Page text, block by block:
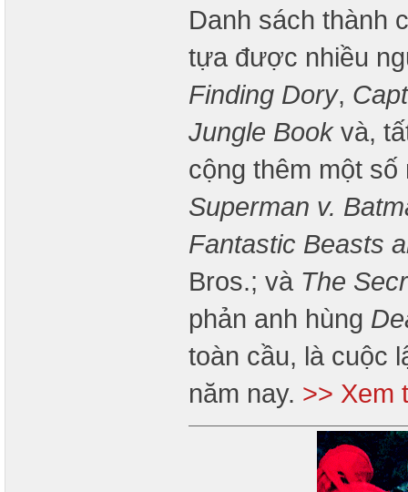
Danh sách thành
tựa được nhiều
Finding Dory,
Jungle Bookvà,
cộng thêm một
Superman v.
Fantastic Beasts
Bros.; và The
phản anh hùng
toàn cầu, là cuộc
năm nay. >> Xem